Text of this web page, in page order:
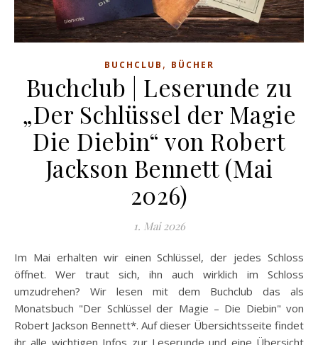
BUCHCLUB , BÜCHER
Buchclub | Leserunde zu
„Der Schlüssel der Magie
Die Diebin“ von Robert
Jackson Bennett (Mai
2026)
1. Mai 2026
Im Mai erhalten wir einen Schlüssel, der jedes Schloss
öffnet. Wer traut sich, ihn auch wirklich im Schloss
umzudrehen? Wir lesen mit dem Buchclub das als
Monatsbuch "Der Schlüssel der Magie – Die Diebin" von
Robert Jackson Bennett*. Auf dieser Übersichtsseite findet
ihr alle wichtigen Infos zur Leserunde und eine Übersicht